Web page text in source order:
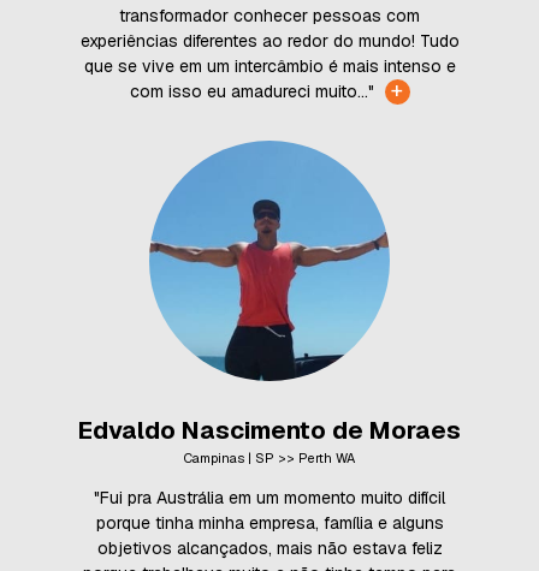
transformador conhecer pessoas com
experiências diferentes ao redor do mundo! Tudo
que se vive em um intercâmbio é mais intenso e
com isso eu amadureci muito..."
+
Edvaldo Nascimento de Moraes
Campinas | SP >> Perth WA
"Fui pra Austrália em um momento muito difícil
porque tinha minha empresa, família e alguns
objetivos alcançados, mais não estava feliz